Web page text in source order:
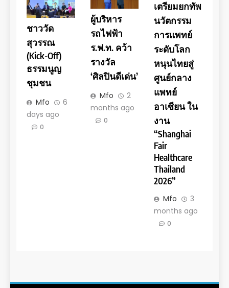
ชาววัด
สุวรรณ
(Kick-Off)
ธรรมนูญ
ชุมชน
Mfo
6
days ago
0
ผู้บริหาร
รถไฟฟ้า
ร.ฟ.ท. คว้า
รางวัล
‘ศิลปินดีเด่น’
Mfo
2
months ago
0
เตรียมยกทัพ
นวัตกรรม
การแพทย์
ระดับโลก
หนุนไทยสู่
ศูนย์กลาง
แพทย์
อาเซียน ใน
งาน
“Shanghai
Fair
Healthcare
Thailand
2026”
Mfo
3
months ago
0